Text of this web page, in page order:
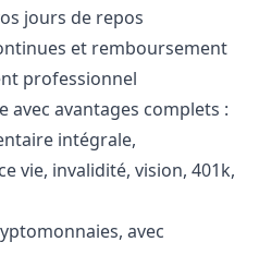
jours de repos
et remboursement
professionnel
avec avantages complets :
intégrale,
vie, invalidité, vision, 401k,
avec